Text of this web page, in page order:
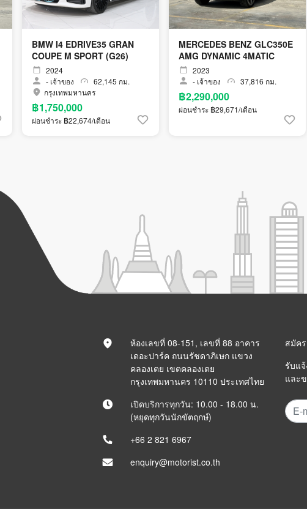
BMW I4 EDRIVE35 GRAN
COUPE M SPORT (G26)
2024
- เจ้าของ
62,145 กม.
กรุงเทพมหานคร
฿1,750,000
ผ่อนชำระ ฿22,674/เดือน
MERCEDES BENZ GLC350E
AMG DYNAMIC 4MATIC
2023
- เจ้าของ 37,816 กม.
฿2,290,000
ผ่อนชำระ ฿29,671/เดือน
ห้องเลขที่ 08-151, เลขที่ 88 อาคาร
เดอะปาร์ค ถนนรัชดาภิเษก แขวง
คลองเตย เขตคลองเตย
กรุงเทพมหานคร 10110 ประเทศไทย
เปิดบริการทุกวัน: 10.00 - 18.00 น.
(หยุดทุกวันนักขัตฤกษ์)
+66 2 821 6967
enquiry@motorist.co.th
สมัค
รับแ
และ